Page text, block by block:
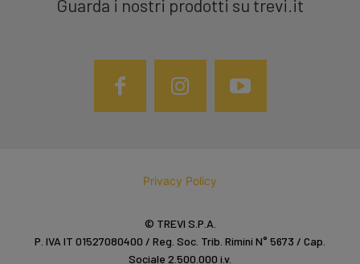
Guarda i nostri prodotti su trevi.it
Privacy Policy
© TREVI S.P.A.
P. IVA IT 01527080400 / Reg. Soc. Trib. Rimini N° 5673 / Cap.
Sociale 2.500.000 i.v.